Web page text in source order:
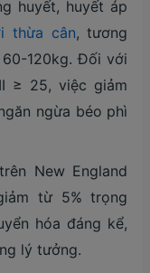
huyết, huyết áp
thừa cân, tương
120kg. Đối với
≥ 25, việc giảm
ngừa béo phì
New England
từ 5% trọng
hóa đáng kể,
lý tưởng.